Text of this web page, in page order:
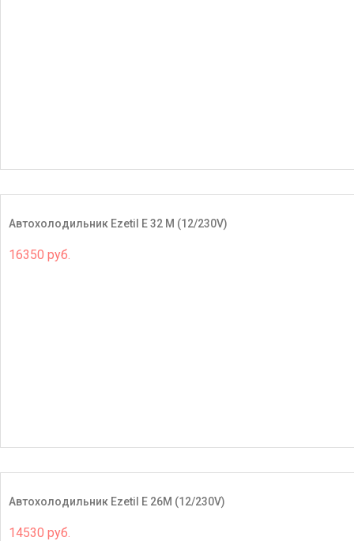
Автохолодильник Ezetil E 32 M (12/230V)
16350 руб.
Автохолодильник Ezetil E 26M (12/230V)
14530 руб.